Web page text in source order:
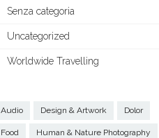
Senza categoria
Uncategorized
Worldwide Travelling
Audio Design & Artwork Dolor
Food Human & Nature Photography